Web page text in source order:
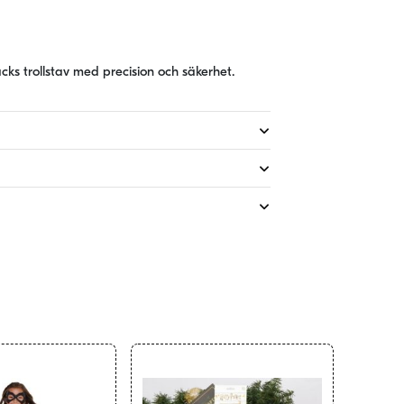
trollstav med precision och säkerhet.